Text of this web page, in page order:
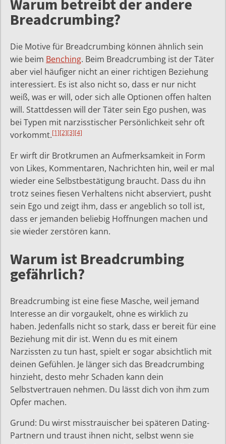
Warum betreibt der andere
Breadcrumbing?
Die Motive für Breadcrumbing können ähnlich sein
wie beim Benching. Beim Breadcrumbing ist der Täter
aber viel häufiger nicht an einer richtigen Beziehung
interessiert. Es ist also nicht so, dass er nur nicht
weiß, was er will, oder sich alle Optionen offen halten
will. Stattdessen will der Täter sein Ego pushen, was
bei Typen mit narzisstischer Persönlichkeit sehr oft
vorkommt.[1][2][3][4]
Er wirft dir Brotkrumen an Aufmerksamkeit in Form
von Likes, Kommentaren, Nachrichten hin, weil er mal
wieder eine Selbstbestätigung braucht. Dass du ihn
trotz seines fiesen Verhaltens nicht abserviert, pusht
sein Ego und zeigt ihm, dass er angeblich so toll ist,
dass er jemanden beliebig Hoffnungen machen und
sie wieder zerstören kann.
Warum ist Breadcrumbing
gefährlich?
Breadcrumbing ist eine fiese Masche, weil jemand
Interesse an dir vorgaukelt, ohne es wirklich zu
haben. Jedenfalls nicht so stark, dass er bereit für eine
Beziehung mit dir ist. Wenn du es mit einem
Narzissten zu tun hast, spielt er sogar absichtlich mit
deinen Gefühlen. Je länger sich das Breadcrumbing
hinzieht, desto mehr Schaden kann dein
Selbstvertrauen nehmen. Du lässt dich von ihm zum
Opfer machen.
Grund: Du wirst misstrauischer bei späteren Dating-
Partnern und traust ihnen nicht, selbst wenn sie